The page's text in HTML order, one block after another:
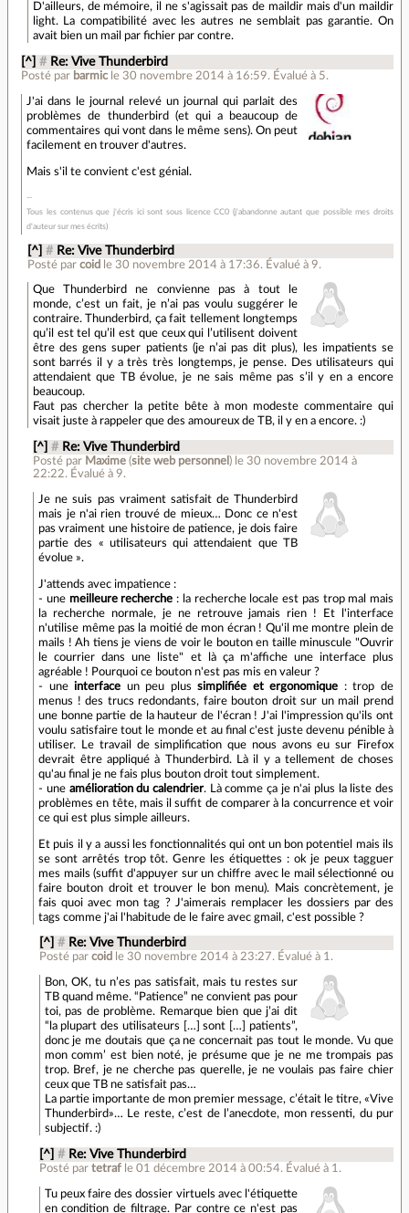
D'ailleurs, de mémoire, il ne s'agissait pas de maildir mais d'un maildir
light. La compatibilité avec les autres ne semblait pas garantie. On
avait bien un mail par fichier par contre.
[^] # Re: Vive Thunderbird
Posté par barmic le 30 novembre 2014 à 16:59. Évalué à 5.
J'ai dans le journal relevé un journal qui parlait des
problèmes de thunderbird (et qui a beaucoup de
commentaires qui vont dans le même sens). On peut
facilement en trouver d'autres.
Mais s'il te convient c'est génial.
Tous les contenus que j'écris ici sont sous licence CC0 (j'abandonne autant que possible mes droits
d'auteur sur mes écrits)
[^] # Re: Vive Thunderbird
Posté par coid le 30 novembre 2014 à 17:36. Évalué à 9.
Que Thunderbird ne convienne pas à tout le
monde, c’est un fait, je n’ai pas voulu suggérer le
contraire. Thunderbird, ça fait tellement longtemps
qu’il est tel qu’il est que ceux qui l’utilisent doivent
être des gens super patients (je n’ai pas dit plus), les impatients se
sont barrés il y a très très longtemps, je pense. Des utilisateurs qui
attendaient que TB évolue, je ne sais même pas s’il y en a encore
beaucoup.
Faut pas chercher la petite bête à mon modeste commentaire qui
visait juste à rappeler que des amoureux de TB, il y en a encore. :)
[^] # Re: Vive Thunderbird
Posté par Maxime (site web personnel ) le 30 novembre 2014 à
22:22. Évalué à9.
Je ne suis pas vraiment satisfait de Thunderbird
mais je n'ai rien trouvé de mieux… Donc ce n'est
pas vraiment une histoire de patience, je dois faire
partie des « utilisateurs qui attendaient que TB
évolue ».
J'attends avec impatience :
- une meilleure recherche : la recherche locale est pas trop mal mais
la recherche normale, je ne retrouve jamais rien ! Et l'interface
n'utilise même pas la moitié de mon écran ! Qu'il me montre plein de
mails ! Ah tiens je viens de voir le bouton en taille minuscule "Ouvrir
le courrier dans une liste" et là ça m'affiche une interface plus
agréable ! Pourquoi ce bouton n'est pas mis en valeur ?
- uneinterface un peu plussimplifiée et ergonomique : trop de
menus ! des trucs redondants, faire bouton droit sur un mail prend
une bonne partie de la hauteur de l'écran ! J'ai l'impression qu'ils ont
voulu satisfaire tout le monde et au final c'est juste devenu pénible à
utiliser. Le travail de simplification que nous avons eu sur Firefox
devrait être appliqué à Thunderbird. Là il y a tellement de choses
qu'au final je ne fais plus bouton droit tout simplement.
- une amélioration du calendrier. Là comme ça je n'ai plus la liste des
problèmes en tête, mais il suffit de comparer à la concurrence et voir
ce qui est plus simple ailleurs.
Et puis il y a aussi les fonctionnalités qui ont un bon potentiel mais ils
se sont arrêtés trop tôt. Genre les étiquettes : ok je peux tagguer
mes mails (suffit d'appuyer sur un chiffre avec le mail sélectionné ou
faire bouton droit et trouver le bon menu). Mais concrètement, je
fais quoi avec mon tag ? J'aimerais remplacer les dossiers par des
tags comme j'ai l'habitude de le faire avec gmail, c'est possible ?
[^] # Re: Vive Thunderbird
Posté par coid le 30 novembre 2014 à 23:27. Évalué à 1 .
Bon, OK, tu n’es pas satisfait, mais tu restes sur
TB quand même. “Patience” ne convient pas pour
toi, pas de problème. Remarque bien que j’ai dit
“la plupart des utilisateurs […] sont […] patients”,
donc je me doutais que ça ne concernait pas tout le monde. Vu que
mon comm’ est bien noté, je présume que je ne me trompais pas
trop. Bref, je ne cherche pas querelle, je ne voulais pas faire chier
ceux que TB ne satisfait pas…
La partie importante de mon premier message, c’était le titre, «Vive
Thunderbird»… Le reste, c’est de l’anecdote, mon ressenti, du pur
subjectif. :)
[^] # Re: Vive Thunderbird
Posté par tetraf le 01 décembre 2014 à 00:54. Évalué à 1 .
Tu peux faire des dossier virtuels avec l'étiquette
en condition de filtrage. Par contre ce n'est pas